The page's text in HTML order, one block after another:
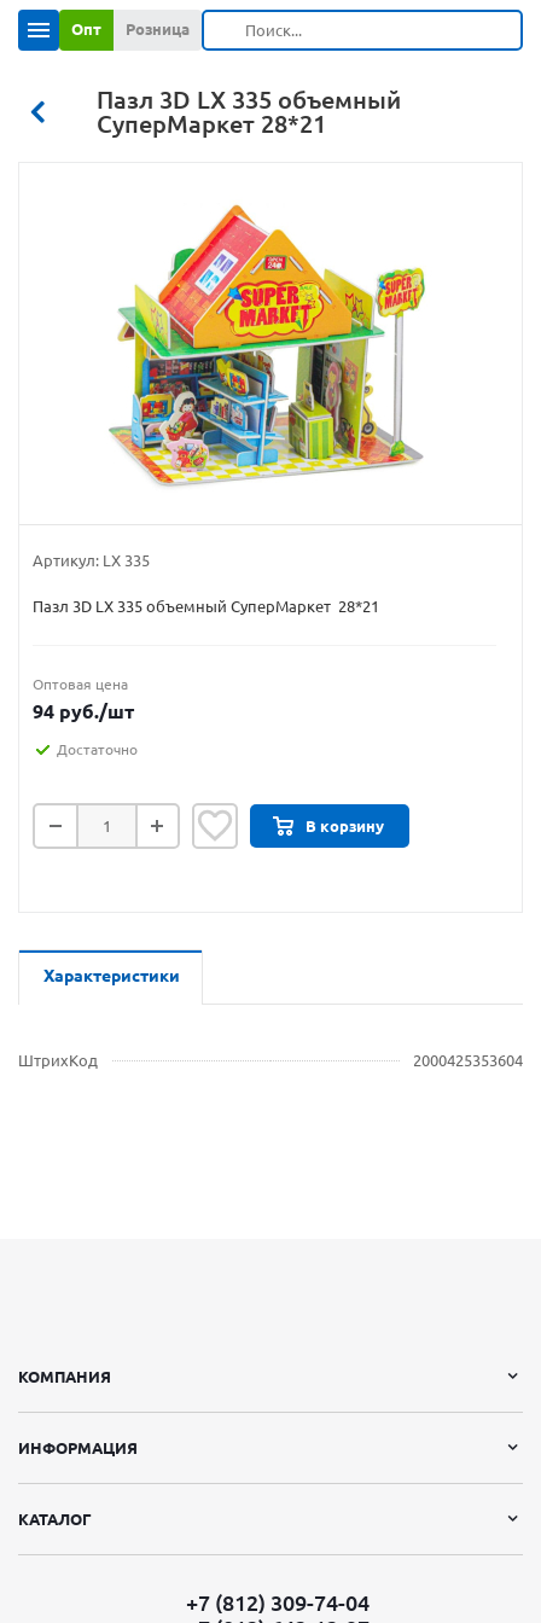
Опт Розница
Пазл 3D LX 335 объемный
СуперМаркет 28*21
Артикул: LX 335
Пазл 3D LX 335 объемный СуперМаркет 28*21
Оптовая цена
94 руб./шт
Достаточно
В корзину
Характеристики
ШтрихКод 2000425353604
КОМПАНИЯ
ИНФОРМАЦИЯ
КАТАЛОГ
+7 (812) 309-74-04